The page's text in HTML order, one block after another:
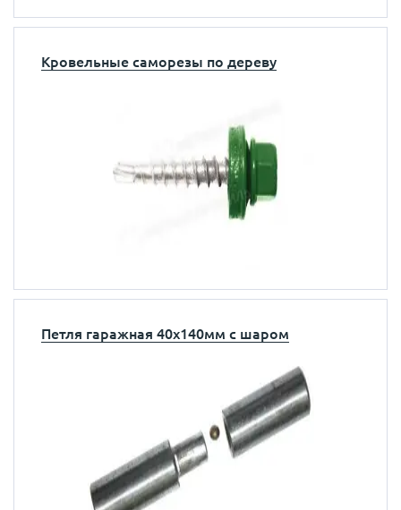
Кровельные саморезы по дереву
Петля гаражная 40x140мм с шаром